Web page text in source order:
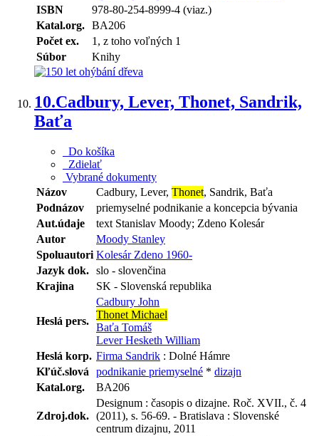
ISBN
978-80-254-8999-4 (viaz.)
Katal.org. BA206
Počet ex.
1, z toho voľných 1
Súbor
Knihy
10.Cadbury, Lever, Thonet, Sandrik,
Baťa
Do košíka
Zdielať
Vybrané dokumenty
Názov
Cadbury, Lever, Thonet, Sandrik, Baťa
Podnázov
priemyselné podnikanie a koncepcia bývania
Aut.údaje
text Stanislav Moody; Zdeno Kolesár
Autor
Moody Stanley
Spoluautori Kolesár Zdeno 1960-
Jazyk dok. slo - slovenčina
Krajina
SK - Slovenská republika
Heslá pers.
Cadbury John
Thonet Michael
Baťa Tomáš
Lever Hesketh William
Heslá korp. Firma Sandrik : Dolné Hámre
Kľúč.slová
podnikanie priemyselné * dizajn
Katal.org.
BA206
Zdroj.dok.
Designum : časopis o dizajne. Roč. XVII., č. 4
(2011), s. 56-69. - Bratislava : Slovenské
centrum dizajnu, 2011